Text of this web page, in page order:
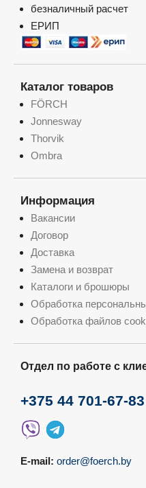
безналичный расчет
ЕРИП
Каталог товаров
FÖRCH
Jonnesway
Thorvik
Ombra
Информация
Вакансии
Договор
Доставка
Замена и возврат
Каталоги и брошюры
Обработка
Обработка файлов
Отдел по работе с
+375 44 701-67-83
E-mail: order@foerch.by